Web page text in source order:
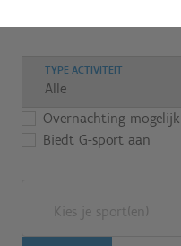
TYPE ACTIVITEIT
Overnachting mogelijk
Biedt G-sport aan
Kies je sport(en)